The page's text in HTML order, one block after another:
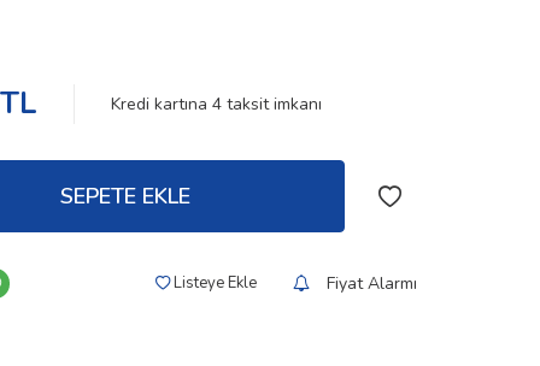
TL Kredi kartına 4 taksit imkanı
SEPETE EKLE
Listeye Ekle Fiyat Alarmı